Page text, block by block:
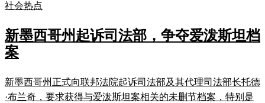
社会热点
新墨西哥州起诉司法部，争夺爱泼斯坦档
案
新墨西哥州正式向联邦法院起诉司法部及其代理司法部长托德
·布兰奇，要求获得与爱泼斯坦案相关的未删节档案，特别是